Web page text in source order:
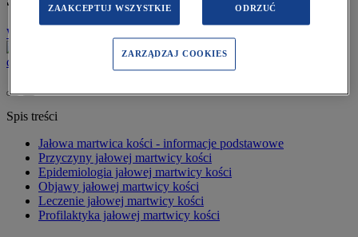
Wróć do listy
dr n. med. Bartosz Zawadzki
Spis treści
Jałowa martwica kości - informacje podstawowe
Przyczyny jałowej martwicy kości
Epidemiologia jałowej martwicy kości
Objawy jałowej martwicy kości
Leczenie jałowej martwicy kości
Profilaktyka jałowej martwicy kości
ZAAKCEPTUJ WSZYSTKIE ODRZUĆ
ZARZĄDZAJ COOKIES